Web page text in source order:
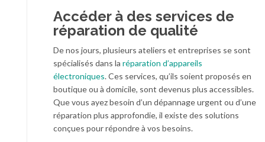
Accéder à des services de
réparation de qualité
De nos jours, plusieurs ateliers et entreprises se sont
spécialisés dans la réparation d’appareils
électroniques. Ces services, qu’ils soient proposés en
boutique ou à domicile, sont devenus plus accessibles.
Que vous ayez besoin d’un dépannage urgent ou d’une
réparation plus approfondie, il existe des solutions
conçues pour répondre à vos besoins.